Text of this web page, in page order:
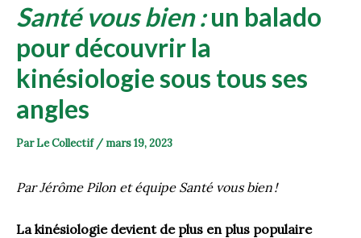
Santé vous bien :un balado
pour découvrir la
kinésiologie sous tous ses
angles
ParLe Collectif / mars 19, 2023
Par Jérôme Pilon et équipe Santé vous bien!
La kinésiologie devient de plus en plus populaire